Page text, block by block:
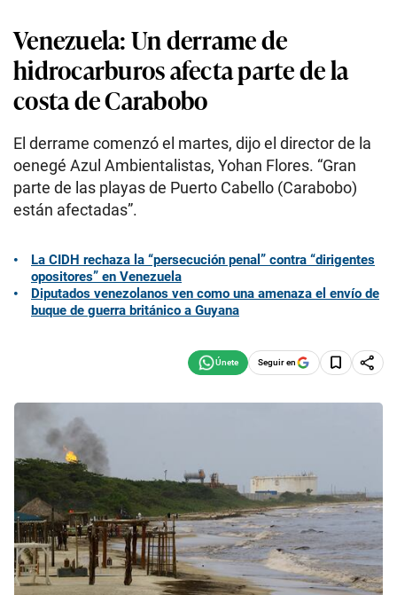
Venezuela: Un derrame de
hidrocarburos afecta parte de la
costa de Carabobo
El derrame comenzó el martes, dijo el director de la
oenegé Azul Ambientalistas, Yohan Flores. “Gran
parte de las playas de Puerto Cabello (Carabobo)
están afectadas”.
La CIDH rechaza la “persecución penal” contra “dirigentes
opositores” en Venezuela
Diputados venezolanos ven como una amenaza el envío de
buque de guerra británico a Guyana
Seguir en